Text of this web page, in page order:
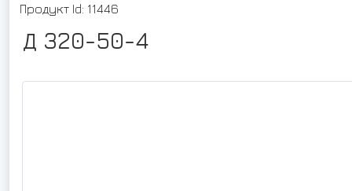
Продукт Id: 11446
Д 320-50-4